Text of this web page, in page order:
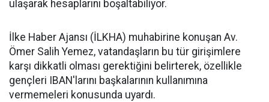
ulaşarak hesaplarını boşaltabiliyor.
İlke Haber Ajansı (İLKHA) muhabirine konuşan Av.
Ömer Salih Yemez, vatandaşların bu tür girişimlere
karşı dikkatli olması gerektiğini belirterek, özellikle
gençleri IBAN'larını başkalarının kullanımına
vermemeleri konusunda uyardı.